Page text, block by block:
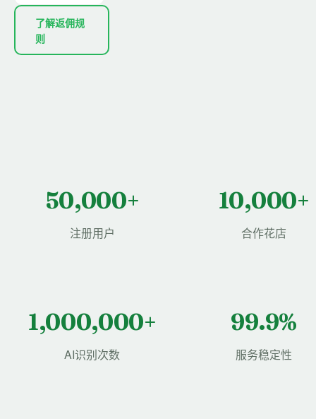
了解返佣规
则
50,000+
注册用户
10,000+
合作花店
1,000,000+
AI识别次数
99.9%
服务稳定性